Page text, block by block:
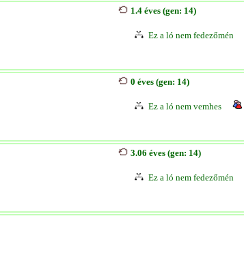
1.4 éves (gen: 14)
Ez a ló nem fedezőmén
0 éves (gen: 14)
Ez a ló nem vemhes
3.06 éves (gen: 14)
Ez a ló nem fedezőmén